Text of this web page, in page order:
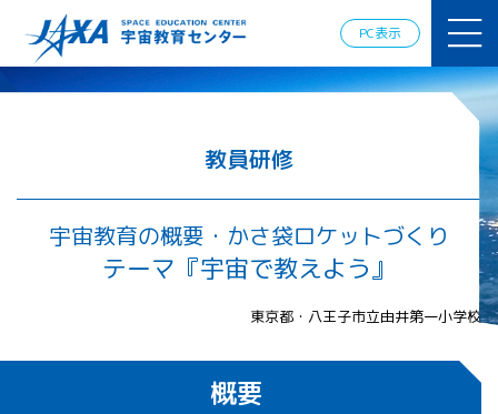
PC表示
ミー
ロスペース
情報の発
信
宇宙を活用
した教育実
践例
体験的学
提供（国
APRSAF（ア
教員研修
宇宙教育の概要・かさ袋ロケットづくり
テーマ『宇宙で教えよう』
東京都・八王子市立由井第一小学校
概要